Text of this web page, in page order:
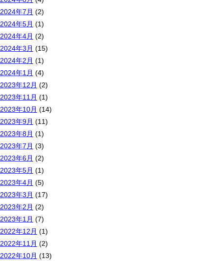
2024年7月 (2)
2024年5月 (1)
2024年4月 (2)
2024年3月 (15)
2024年2月 (1)
2024年1月 (4)
2023年12月 (2)
2023年11月 (1)
2023年10月 (14)
2023年9月 (11)
2023年8月 (1)
2023年7月 (3)
2023年6月 (2)
2023年5月 (1)
2023年4月 (5)
2023年3月 (17)
2023年2月 (2)
2023年1月 (7)
2022年12月 (1)
2022年11月 (2)
2022年10月 (13)